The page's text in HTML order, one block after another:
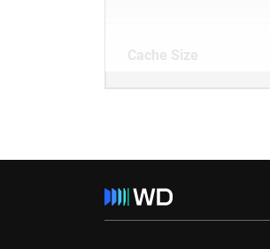
Cache Size